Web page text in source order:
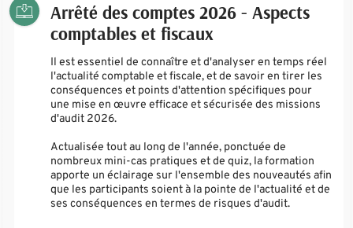
Arrêté des comptes 2026 - Aspects
comptables et fiscaux
Il est essentiel de connaître et d'analyser en temps réel
l'actualité comptable et fiscale, et de savoir en tirer les
conséquences et points d'attention spécifiques pour
une mise en œuvre efficace et sécurisée des missions
d'audit 2026.
Actualisée tout au long de l'année, ponctuée de
nombreux mini-cas pratiques et de quiz, la formation
apporte un éclairage sur l'ensemble des nouveautés afin
que les participants soient à la pointe de l'actualité et de
ses conséquences en termes de risques d'audit.